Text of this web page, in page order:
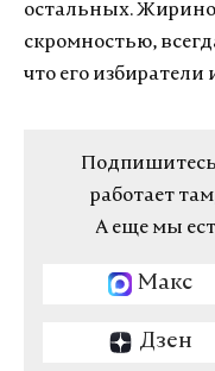
остальных.
скромностью,
что его избиратели
Подпишитесь
работает
А еще мы
Макс
Дзен